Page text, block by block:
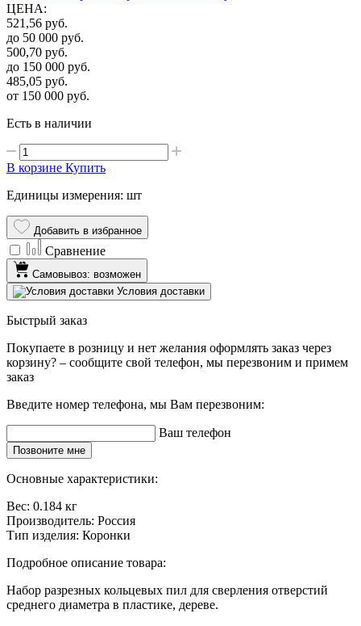
ЦЕНА:
521,56 руб.
до 50 000 руб.
500,70 руб.
до 150 000 руб.
485,05 руб.
от 150 000 руб.
Есть в наличии
В корзине Купить
Единицы измерения: шт
Добавить в избранное
Сравнение
Самовывоз: возможен
Условия доставки
Быстрый заказ
Покупаете в розницу и нет желания оформлять заказ через
корзину? – сообщите свой телефон, мы перезвоним и примем
заказ
Введите номер телефона, мы Вам перезвоним:
Ваш телефон
Позвоните мне
Основные характеристики:
Вес: 0.184 кг
Производитель: Россия
Тип изделия: Коронки
Подробное описание товара:
Набор разрезных кольцевых пил для сверления отверстий
среднего диаметра в пластике, дереве.